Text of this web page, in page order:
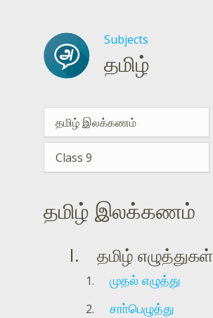
Subjects
தமிழ்
தமிழ் இலக்கணம்
Class 9
தமிழ் இலக்கணம்
தமிழ் எழுத்துகள்
முதல் எழுத்து
சாா்பெழுத்து